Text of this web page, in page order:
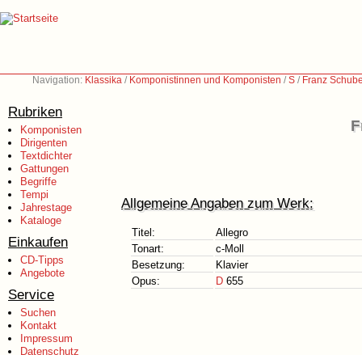
Navigation: Klassika / Komponistinnen und Komponisten /S / Franz
Rubriken
Komponisten
Dirigenten
Textdichter
Gattungen
Begriffe
Tempi
Jahrestage
Kataloge
Einkaufen
CD-Tipps
Angebote
Service
Suchen
Kontakt
Impressum
Datenschutz
Allgemeine Angaben zum Werk:
Titel:
Allegro
Tonart:
c-Moll
Besetzung:
Klavier
Opus:
D 655